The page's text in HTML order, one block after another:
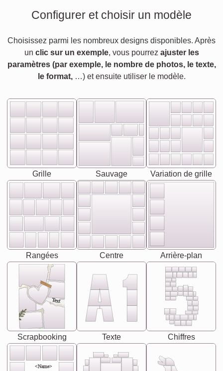
Configurer et choisir un modèle
Choisissez parmi les nombreux designs disponibles. Après
un clic sur un exemple, vous pourrez ajuster les
paramètres (par exemple, le nombre de photos, le texte,
le format,…) et ensuite utiliser le modèle.
Grille Sauvage Variation de grille
Rangées Centre Arrière-plan
Text
Scrapbooking Texte Chiffres
<Name>